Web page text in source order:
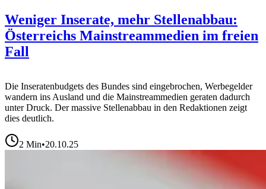
Weniger Inserate, mehr Stellenabbau:
Österreichs Mainstreammedien im freien
Fall
Die Inseratenbudgets des Bundes sind eingebrochen, Werbegelder
wandern ins Ausland und die Mainstreammedien geraten dadurch
unter Druck. Der massive Stellenabbau in den Redaktionen zeigt
dies deutlich.
2 Min•20.10.25